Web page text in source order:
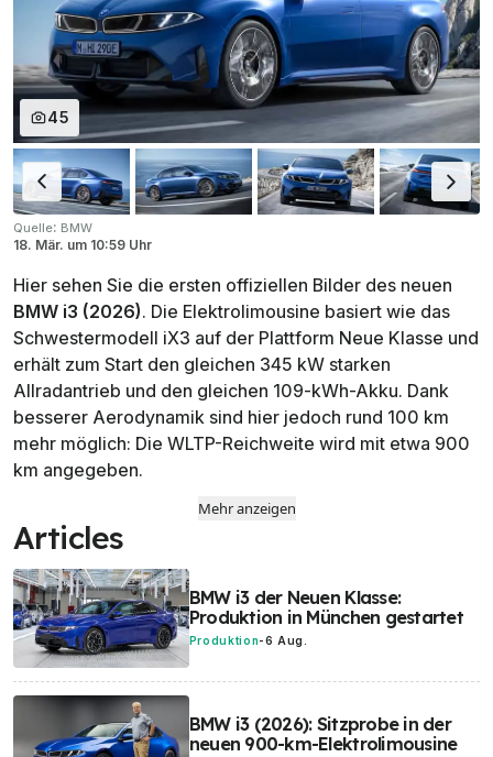
45
Quelle: BMW
18. Mär. um 10:59 Uhr
Hier sehen Sie die ersten offiziellen Bilder des neuen
BMW i3 (2026). Die Elektrolimousine basiert wie das
Schwestermodell iX3 auf der Plattform Neue Klasse und
erhält zum Start den gleichen 345 kW starken
Allradantrieb und den gleichen 109-kWh-Akku. Dank
besserer Aerodynamik sind hier jedoch rund 100 km
mehr möglich: Die WLTP-Reichweite wird mit etwa 900
km angegeben.
Mehr anzeigen
Articles
BMW i3 der Neuen Klasse:
Produktion in München gestartet
Produktion-6 Aug.
BMW i3 (2026): Sitzprobe in der
neuen 900-km-Elektrolimousine